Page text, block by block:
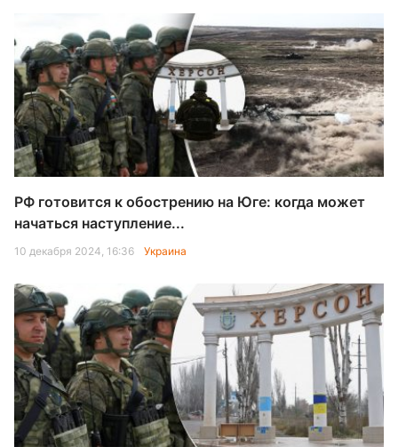
РФ готовится к обострению на Юге: когда может
начаться наступление...
10 декабря 2024, 16:36 Украина